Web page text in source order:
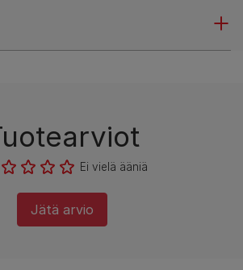
Ei vielä ääniä
Jätä arvio